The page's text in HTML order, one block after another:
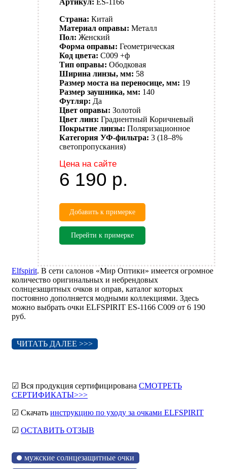
Артикул: ES-1166
Страна: Китай
Материал оправы: Металл
Пол: Женский
Форма оправы: Геометрическая
Код цвета: C009 +ф
Тип оправы: Ободковая
Ширина линзы, мм: 58
Размер моста на переносице, мм: 19
Размер заушника, мм: 140
Футляр: Да
Цвет оправы: Золотой
Цвет линз: Градиентный Коричневый
Покрытие линзы: Поляризационное
Категория УФ-фильтра: 3 (18–8%
светопропускания)
Цена на сайте
6 190 р.
Добавить к примерке
Перейти к примерке
Elfspirit. В сети салонов «Мир Оптики» имеется огромное
количество оригинальных и небрендовых
солнцезащитных очков и оправ, каталог которых
постоянно дополняется модными коллекциями. Здесь
можно выбрать очки ELFSPIRIT ES-1166 C009 от 6 190
руб.
ЧИТАТЬ ДАЛЕЕ >>>
☑ Вся продукция сертифицирована СМОТРЕТЬ
СЕРТИФИКАТЫ>>>
☑ Скачать инструкцию по уходу за очками ELFSPIRIT
☑ ОСТАВИТЬ ОТЗЫВ
мужские солнцезащитные очки